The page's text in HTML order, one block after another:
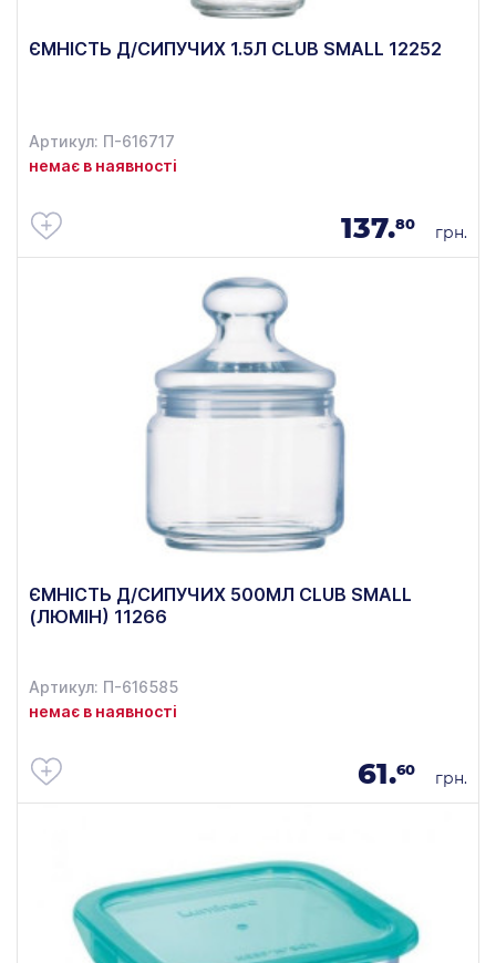
ЄМНІСТЬ Д/СИПУЧИХ 1.5Л CLUB SMALL 12252
Артикул: П-616717
немає в наявності
137.80 грн.
ЄМНІСТЬ Д/СИПУЧИХ 500МЛ CLUB SMALL
(ЛЮМІН) 11266
Артикул: П-616585
немає в наявності
61.60 грн.